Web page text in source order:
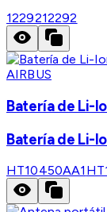
1229212292
AIRBUS
Batería de Li-
Batería de Li-
HT10450AA1